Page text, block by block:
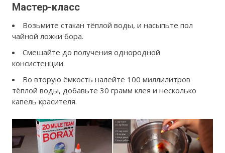
Мастер-класс
Возьмите стакан тёплой воды, и насыпьте пол
чайной ложки бора.
Смешайте до получения однородной
консистенции.
Во вторую ёмкость налейте 100 миллилитров
тёплой воды, добавьте 30 грамм клея и несколько
капель красителя.